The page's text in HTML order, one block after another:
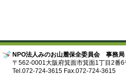
NPO法人みのお山麓保全委員会 事務局
〒562-0001大阪府箕面市箕面1丁目2番
Tel.072-724-3615 Fax.072-724-3615